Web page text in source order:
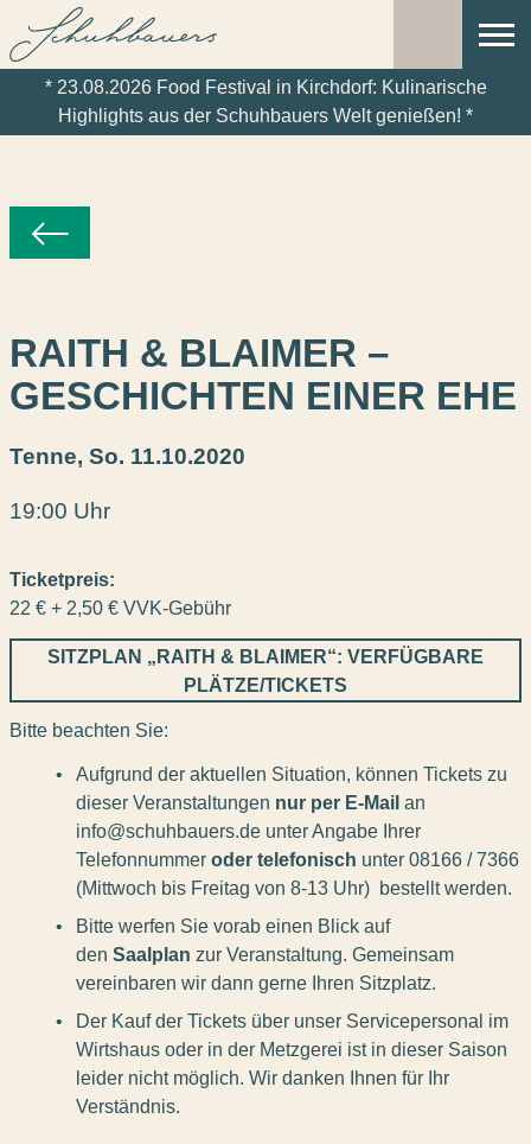
* 23.08.2026 Food Festival in Kirchdorf: Kulinarische
Highlights aus der Schuhbauers Welt genießen! *
RAITH & BLAIMER –
GESCHICHTEN EINER EHE
Tenne, So. 11.10.2020
19:00 Uhr
Ticketpreis:
22 € + 2,50 € VVK-Gebühr
SITZPLAN „RAITH & BLAIMER“: VERFÜGBARE
PLÄTZE/TICKETS
Bitte beachten Sie:
Aufgrund der aktuellen Situation, können Tickets zu
dieser Veranstaltungen nur per E-Mail an
info@schuhbauers.de unter Angabe Ihrer
Telefonnummer oder telefonisch unter 08166 / 7366
(Mittwoch bis Freitag von 8-13 Uhr) bestellt werden.
Bitte werfen Sie vorab einen Blick auf
den Saalplan zur Veranstaltung. Gemeinsam
vereinbaren wir dann gerne Ihren Sitzplatz.
Der Kauf der Tickets über unser Servicepersonal im
Wirtshaus oder in der Metzgerei ist in dieser Saison
leider nicht möglich. Wir danken Ihnen für Ihr
Verständnis.